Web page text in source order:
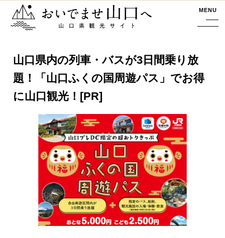
おいでませ山口へー山口県観光サイト MENU
山口県内の列車・バスが3日間乗り放
題！「山口ふくの国周遊パス」でお得
に山口観光！[PR]